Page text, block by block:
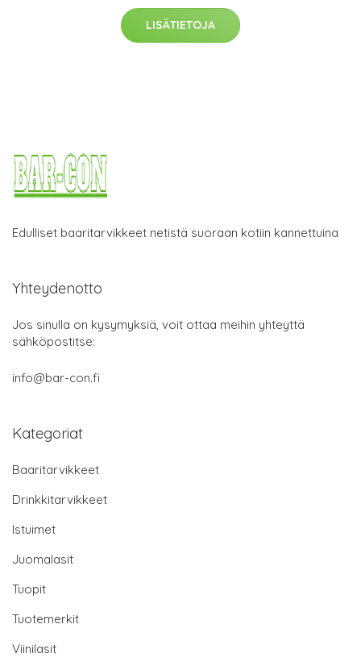
LISÄTIETOJA
Edulliset baaritarvikkeet netistä suoraan kotiin kannettuina
Yhteydenotto
Jos sinulla on kysymyksiä, voit ottaa meihin yhteyttä
sähköpostitse:
info@bar-con.fi
Kategoriat
Baaritarvikkeet
Drinkkitarvikkeet
Istuimet
Juomalasit
Tuopit
Tuotemerkit
Viinilasit